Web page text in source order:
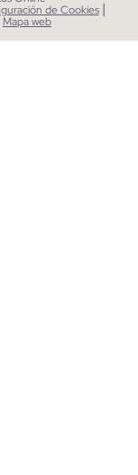
de Cookies |
Mapa web